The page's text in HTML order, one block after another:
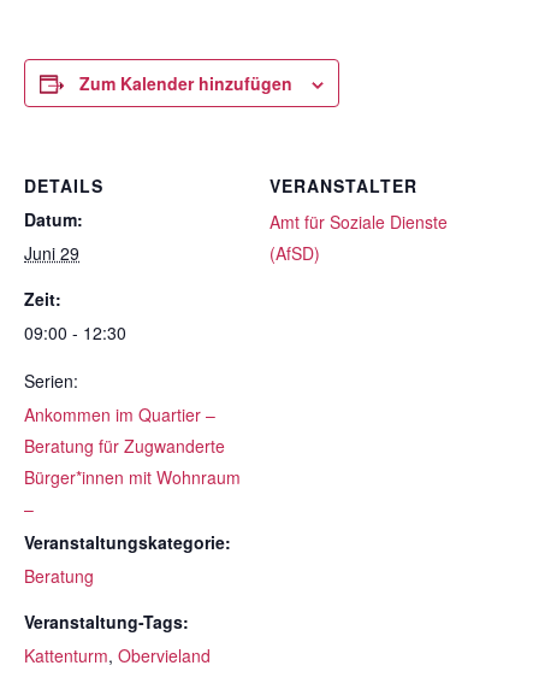
Zum Kalender hinzufügen
DETAILS
Datum:
Juni 29
Zeit:
09:00 - 12:30
Serien:
Ankommen im Quartier –
Beratung für Zugwanderte
Bürger*innen mit Wohnraum
–
Veranstaltungskategorie:
Beratung
Veranstaltung-Tags:
Kattenturm, Obervieland
VERANSTALTER
Amt für Soziale Dienste
(AfSD)